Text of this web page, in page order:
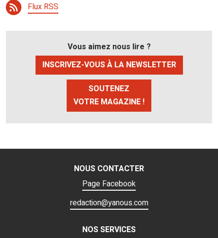
Flux RSS
Vous aimez nous lire ?
INSCRIVEZ-VOUS À LA NEWSLETTER
SOUTENEZ
VOTRE MAGAZINE !
NOUS CONTACTER
Page Facebook
redaction@yanous.com
NOS SERVICES